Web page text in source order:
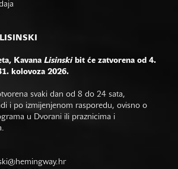
Kavana Lisinskibit će zatvorena od 4.
kolovoza 2026.
svaki dan od 8 do 24 sata,
i po izmijenjenom rasporedu, ovisno o
u Dvorani ili praznicima i